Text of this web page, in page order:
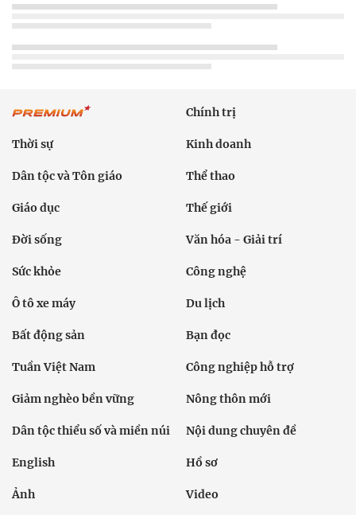
Chính trị
Thời sự Kinh doanh
Dân tộc và Tôn giáo Thể thao
Giáo dục Thế giới
Đời sống Văn hóa - Giải trí
Sức khỏe Công nghệ
Ô tô xe máy Du lịch
Bất động sản Bạn đọc
Tuần Việt Nam Công nghiệp hỗ trợ
Giảm nghèo bền vững Nông thôn mới
Dân tộc thiểu số và miền núi Nội dung chuyên đề
English Hồ sơ
Ảnh Video